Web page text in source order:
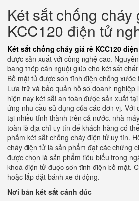
Két sắt chống cháy
KCC120 điện tử
Két sắt chống cháy giá rẻ KCC120
được sản xuất với công nghệ cao.
bằng thép cán nguội giúp cho két sắt
Bề mặt tủ được sơn tĩnh điện chống xước
Lưa trữ và bảo quản hồ sơ doanh nghiệp
hiện nay két sắt an toàn được sản xuất
ứng nhu cầu sử dụng của các đơn vị. Với
tại nhiều tỉnh thành trên cả nước. nhà
toàn là địa chỉ uy tín để khách hàng có
phẩm két sắt chống cháy điện tử uy tín.
cháy điện tử là sản phẩm đạt các chứng
được chọn là sản phẩm tiêu biểu trong
khoá điện tử được sơn tĩnh điện bề mặt.
hoặc lắp đặt bánh xe di động.
Nơi bán két sắt cánh đúc